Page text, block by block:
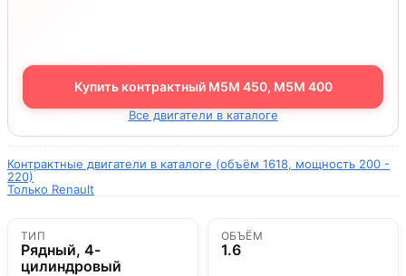
Купить контрактный M5M 450, M5M 400
Все двигатели в каталоге
Контрактные двигатели в каталоге (объём 1618, мощность 200 -
220)
Только Renault
ТИП
Рядный, 4-
цилиндровый
ОБЪЁМ
1.6